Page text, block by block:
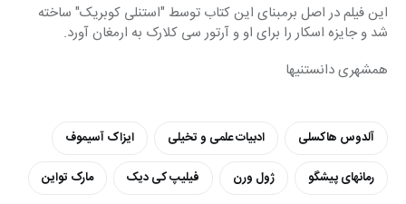
این فیلم در اصل برمبنای این کتاب توسط "استنلی کوبریک" ساخته
شد و جایزه اسکار را برای او و آرتور سی کلارک به ارمغان آورد.
همشهری دانستنیها
آلدوس هاکسلی ادبیات علمی و تخیلی
ایزاک آسیموف
رمانهای پیشگو
ژول ورن فیلیپ کی دیک مارک تواین